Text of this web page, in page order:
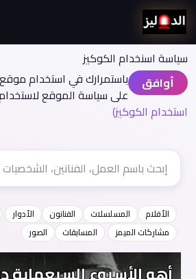
سياسة اسنخدام الكوكيز
أوافق
باستمرارك في استخدام
على سياسة الموقع
استخدام الكوكيز)
الأفلام المسلسلات الفنانون الأدوار
مشاركات الميمز
المسابقات الصور